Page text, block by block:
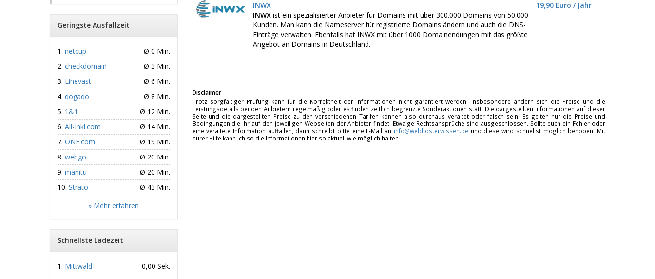
INWX
INWXist ein spezialisierter Anbieter für Domains mit über 300.000 Domains von 50.000
Kunden. Man kann die Nameserver für registrierte Domains ändern und auch die DNS-
Einträge verwalten. Ebenfalls hat INWX mit über 1000 Domainendungen mit das größte
Angebot an Domains in Deutschland.
19,90 Euro / Jahr
Disclaimer
Trotz sorgfältiger Prüfung kann für die Korrektheit der Informationen nicht garantiert werden. Insbesondere ändern sich die Preise und die
Leistungsdetails bei den Anbietern regelmäßig oder es finden zeitlich begrenzte Sonderaktionen statt. Die dargestellten Informationen auf dieser
Seite und die dargestellten Preise zu den verschiedenen Tarifen können also durchaus veraltet oder falsch sein. Es gelten nur die Preise und
Bedingungen die ihr auf den jeweiligen Webseiten der Anbieter findet. Etwaige Rechtsansprüche sind ausgeschlossen. Sollte euch ein Fehler oder
eine veraltete Information auffallen, dann schreibt bitte eine E-Mail an info@webhosterwissen.de und diese wird schnellst möglich behoben. Mit
eurer Hilfe kann ich so die Informationen hier so aktuell wie möglich halten.
Geringste Ausfallzeit
netcup
Ø 0 Min.
checkdomain
Ø 3 Min.
Linevast
Ø 6 Min.
dogado
Ø 8 Min.
1&1
Ø 12 Min.
All-Inkl.com
Ø 14 Min.
ONE.com
Ø 19 Min.
webgo
Ø 20 Min.
manitu
Ø 20 Min.
Strato
Ø 43 Min.
» Mehr erfahren
Schnellste Ladezeit
Mittwald
0,00 Sek.